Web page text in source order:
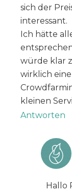
sich der
interessant.
Ich hätte
würde klar
wirklich
kleinen
Antworten
Hallo